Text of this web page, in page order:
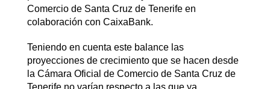
Comercio de Santa Cruz de Tenerife en
colaboración con CaixaBank.
Teniendo en cuenta este balance las
proyecciones de crecimiento que se hacen desde
la Cámara Oficial de Comercio de Santa Cruz de
Tenerife no varían respecto a las que ya